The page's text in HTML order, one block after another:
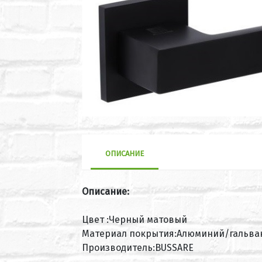
ОПИСАНИЕ
Описание:
Цвет :Черный матовый
Материал покрытия:Алюминий/
Производитель:BUSSARE